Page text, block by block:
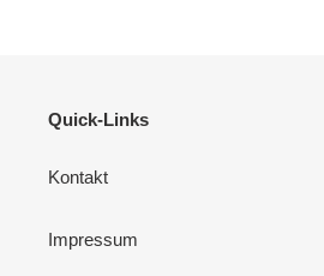
Quick-Links
Kontakt
Impressum